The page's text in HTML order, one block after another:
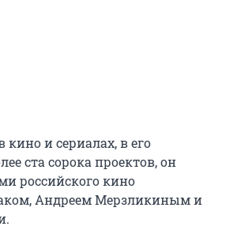
кино и сериалах, в его
ста сорока проектов, он
российского кино
Андреем Мерзликиным и